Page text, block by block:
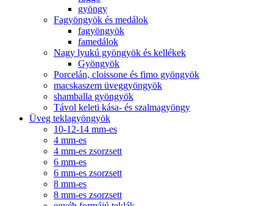
gyöngy
Fagyöngyök és medálok
fagyöngyök
famedálok
Nagy lyukú gyöngyök és kellékek
Gyöngyök
Porcelán, cloissone és fimo gyöngyök
macskaszem üveggyöngyök
shamballa gyöngyök
Távol keleti kása- és szalmagyöngy
Üveg teklagyöngyök
10-12-14 mm-es
4 mm-es
4 mm-es zsorzsett
6 mm-es
6 mm-es zsorzsett
8 mm-es
8 mm-es zsorzsett